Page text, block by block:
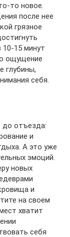
то новое.
после нее
грязное
10-15 минут
ощущение
глубины,
себя.
до отъезда:
и
А это уже
эмоций.
новых
и
на своем
хватит
себя